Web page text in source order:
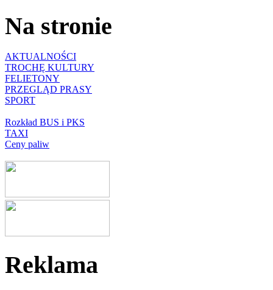
Na stronie
AKTUALNOŚCI
TROCHĘ KULTURY
FELIETONY
PRZEGLĄD PRASY
SPORT
Rozkład BUS i PKS
TAXI
Ceny paliw
Reklama